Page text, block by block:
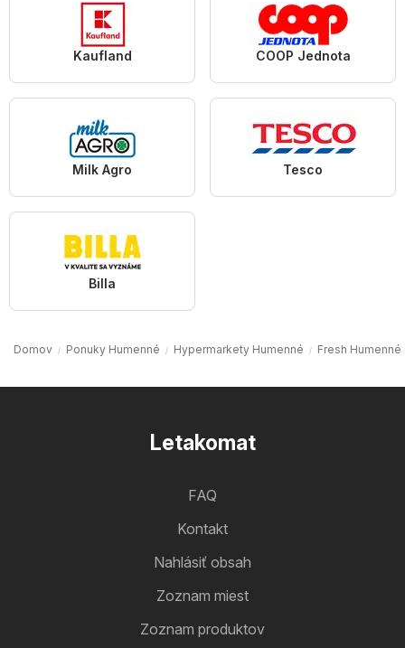
Kaufland COOP Jednota
Milk Agro Tesco
Billa
Domov Ponuky Humenné Hypermarkety Humenné Fresh Humenné
Letakomat
FAQ
Kontakt
Nahlásiť obsah
Zoznam miest
Zoznam produktov